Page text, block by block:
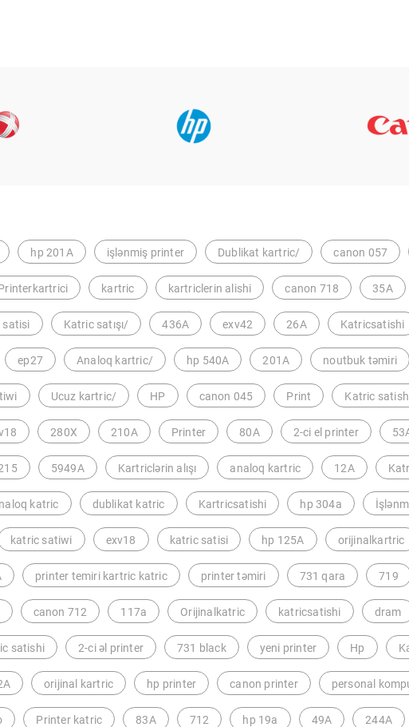
hp 201A işlənmiş printer Dublikat kartric/ canon 057
kartric kartriclerin alishi canon 718 35A
satisi Katric satışı/ 436A exv42 26A Katricsatishi
ep27 Analoq kartric/ hp 540A 201A noutbuk təmiri
Ucuz kartric/ HP canon 045 Print Katric
280X 210A Printer 80A 2-ci el printer
5949A Kartriclərin alışı analoq kartric 12A
katric dublikat katric Kartricsatishi hp 304a
katric satiwi exv18 katric satisi hp 125A orijinalkartric
printer temiri kartric katric printer təmiri 731 qara 719
canon 712 117a Orijinalkatric katricsatishi dram
satishi 2-ci əl printer 731 black yeni printer Hp
orijinal kartric hp printer canon printer personal
Printer katric 83A 712 hp 19a 49A 244A